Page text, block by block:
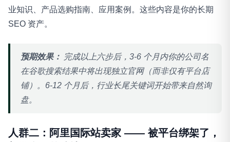
业知识、产品选购指南、应用案例。这些内容是你的长期
SEO 资产。
预期效果： 完成以上六步后，3-6 个月内你的公司名
在谷歌搜索结果中将出现独立官网（而非仅有平台店
铺）。6-12 个月后，行业长尾关键词开始带来自然询
盘。
人群二：阿里国际站卖家 —— 被平台绑架了，